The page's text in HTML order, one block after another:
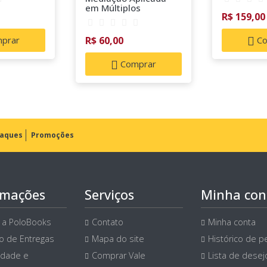
em Múltiplos
para o diálogo e a
pacificação social
R$ 60,00
Comprar
R$ 159,00
Promoções
PoloBooks
de Entregas
e
Serviços
Contato
Mapa do site
Comprar Vale
Minha
Minha conta
Histórico de
Lista de